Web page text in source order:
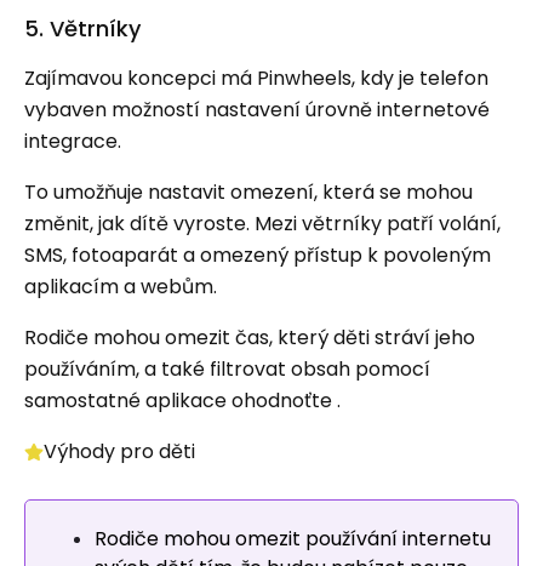
5. Větrníky
Zajímavou koncepci má Pinwheels, kdy je telefon
vybaven možností nastavení úrovně internetové
integrace.
To umožňuje nastavit omezení, která se mohou
změnit, jak dítě vyroste. Mezi větrníky patří volání,
SMS, fotoaparát a omezený přístup k povoleným
aplikacím a webům.
Rodiče mohou omezit čas, který děti stráví jeho
používáním, a také filtrovat obsah pomocí
samostatné aplikace ohodnoťte .
Výhody pro děti
Rodiče mohou omezit používání internetu